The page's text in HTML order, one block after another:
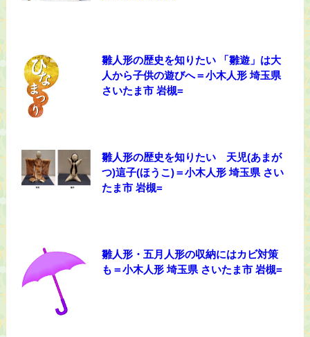
雛人形の歴史を知りたい 「雛遊」は大
人から子供の遊びへ＝小木人形 埼玉県
さいたま市 岩槻=
雛人形の歴史を知りたい 天児(あまが
つ)這子(ほうこ)＝小木人形 埼玉県 さい
たま市 岩槻=
雛人形・五月人形の収納にはカビ対策
も＝小木人形 埼玉県 さいたま市 岩槻=